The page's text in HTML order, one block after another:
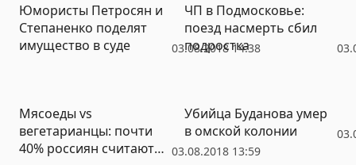
03.08.2018 14:38
Юмористы Петросян и
Степаненко поделят
имущество в суде
ЧП в Подмосковье:
поезд насмерть сбил
подростка
03.08.2018 13:59
Мясоеды vs
вегетарианцы: почти
40% россиян считают
Убийца Буданова умер
в омской колонии